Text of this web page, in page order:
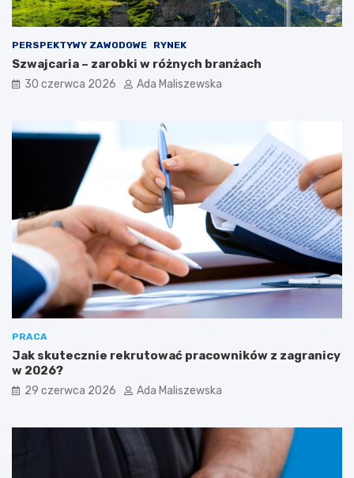
PERSPEKTYWY ZAWODOWE RYNEK
Szwajcaria – zarobki w różnych branżach
30 czerwca 2026 Ada Maliszewska
PRACA
Jak skutecznie rekrutować pracowników z zagranicy
w 2026?
29 czerwca 2026 Ada Maliszewska